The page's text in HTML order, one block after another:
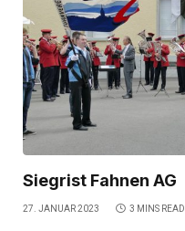
Siegrist Fahnen AG
27. JANUAR 2023 3 MINS READ